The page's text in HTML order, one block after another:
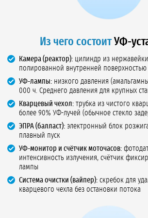
Из чего состоитУФ-
Камера (реактор): цилиндр из
полированной внутренней поверхностью
УФ-лампы: низкого давления
000 ч. Среднего давления для крупных
Кварцевый чехол: трубка из чистого
более 90% УФ-лучей (обычное стекло
ЭПРА (балласт): электронный блок
плавный пуск
УФ-монитор и счётчик моточасов:
интенсивность излучения, счётчик
лампы
Система очистки (вайпер): скребок для
кварцевого чехла без остановки потока